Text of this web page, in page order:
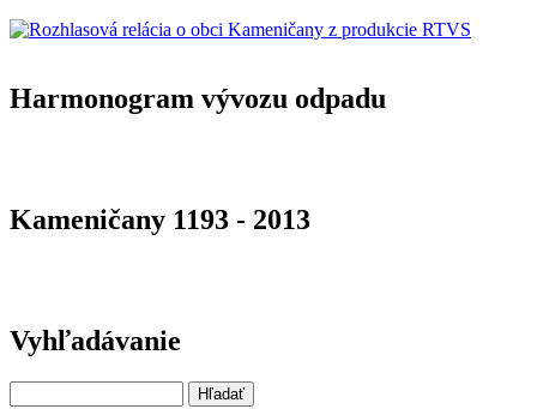
Harmonogram vývozu odpadu
Kameničany 1193 - 2013
Vyhľadávanie